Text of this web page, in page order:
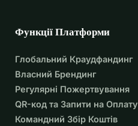
Функції Платформи
Глобальний Краудфандинг
Власний Брендинг
Регулярні Пожертвування
QR-код та Запити на Оплату
Командний Збір Коштів